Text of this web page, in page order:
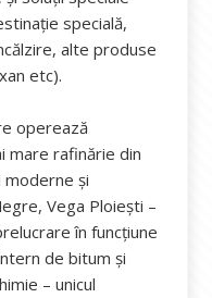
specială,
alte produse
etc).
operează
mare rafinărie din
moderne și
Vega Ploiești –
în funcțiune
de bitum și
– unicul